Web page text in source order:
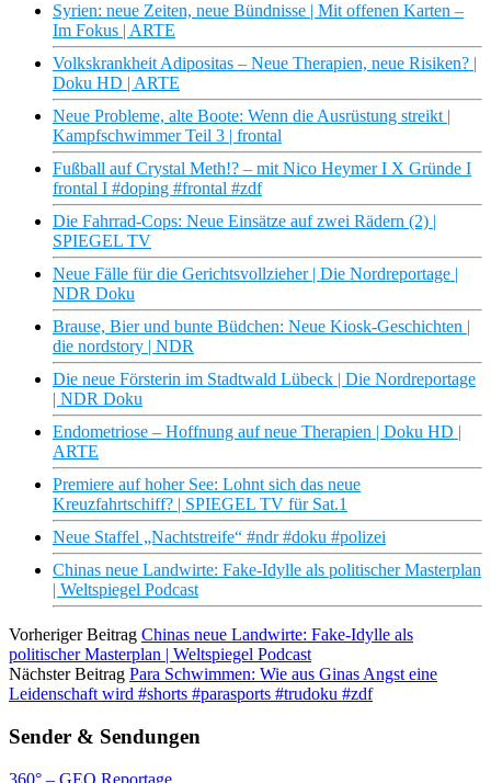
Syrien: neue Zeiten, neue Bündnisse | Mit offenen Karten –
Im Fokus | ARTE
Volkskrankheit Adipositas – Neue Therapien, neue Risiken? |
Doku HD | ARTE
Neue Probleme, alte Boote: Wenn die Ausrüstung streikt |
Kampfschwimmer Teil 3 | frontal
Fußball auf Crystal Meth!? – mit Nico Heymer I X Gründe I
frontal I #doping #frontal #zdf
Die Fahrrad-Cops: Neue Einsätze auf zwei Rädern (2) |
SPIEGEL TV
Neue Fälle für die Gerichtsvollzieher | Die Nordreportage |
NDR Doku
Brause, Bier und bunte Büdchen: Neue Kiosk-Geschichten |
die nordstory | NDR
Die neue Försterin im Stadtwald Lübeck | Die Nordreportage
| NDR Doku
Endometriose – Hoffnung auf neue Therapien | Doku HD |
ARTE
Premiere auf hoher See: Lohnt sich das neue
Kreuzfahrtschiff? | SPIEGEL TV für Sat.1
Neue Staffel „Nachtstreife“ #ndr #doku #polizei
Chinas neue Landwirte: Fake-Idylle als politischer Masterplan
| Weltspiegel Podcast
Vorheriger Beitrag Chinas neue Landwirte: Fake-Idylle als
politischer Masterplan | Weltspiegel Podcast
Nächster Beitrag Para Schwimmen: Wie aus Ginas Angst eine
Leidenschaft wird #shorts #parasports #trudoku #zdf
Sender & Sendungen
360° – GEO Reportage